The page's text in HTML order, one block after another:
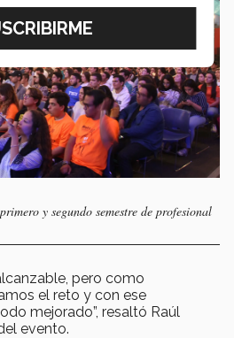
y segundo semestre de profesional
pero como
el reto y con ese
mejorado”, resaltó Raúl
evento.